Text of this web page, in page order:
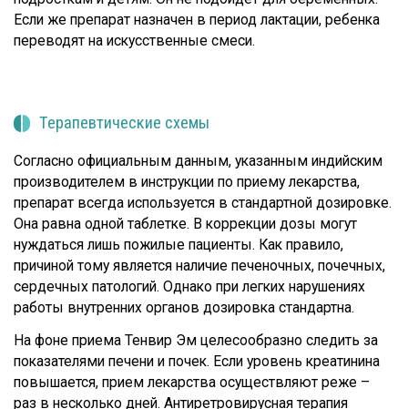
Если же препарат назначен в период лактации, ребенка
переводят на искусственные смеси.
Терапевтические схемы
Согласно официальным данным, указанным индийским
производителем в инструкции по приему лекарства,
препарат всегда используется в стандартной дозировке.
Она равна одной таблетке. В коррекции дозы могут
нуждаться лишь пожилые пациенты. Как правило,
причиной тому является наличие печеночных, почечных,
сердечных патологий. Однако при легких нарушениях
работы внутренних органов дозировка стандартна.
На фоне приема Тенвир Эм целесообразно следить за
показателями печени и почек. Если уровень креатинина
повышается, прием лекарства осуществляют реже –
раз в несколько дней. Антиретровирусная терапия